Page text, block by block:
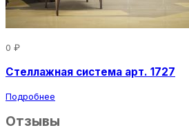
0 ₽
Стеллажная система арт. 1727
Подробнее
Отзывы